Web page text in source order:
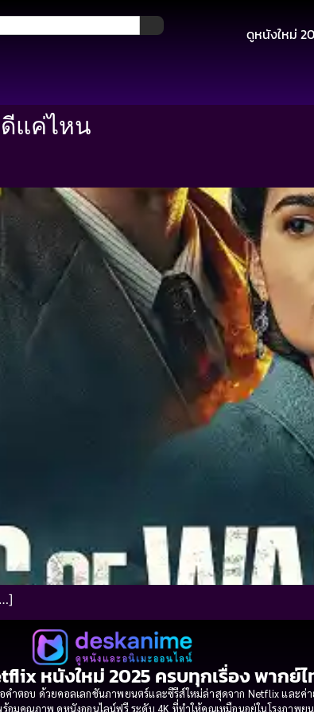
ดูหนังใหม่
แค่ไหน
หนังใหม่ 2025 ครบทุกเรื่อง พากย์
ำตอบ ด้วยคอลเลกชันภาพยนตร์และซีรีส์ใหม่ล่าสุดจาก Netflix และค่า
มคุณภาพ ดูหนังออนไลน์ฟรี ระดับ 4K ที่ทำให้คุณเหมือนอยู่ในโรงภาพย